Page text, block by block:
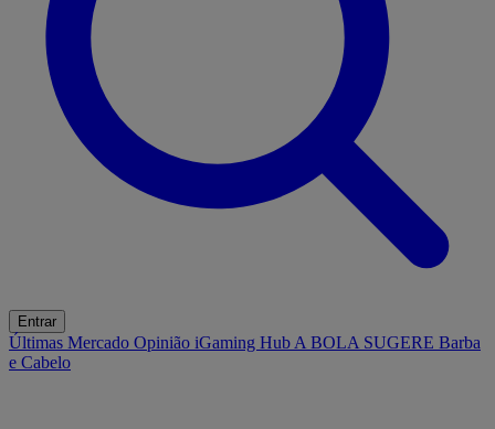
Entrar
Últimas Mercado Opinião iGaming Hub A BOLA SUGERE Barba
e Cabelo